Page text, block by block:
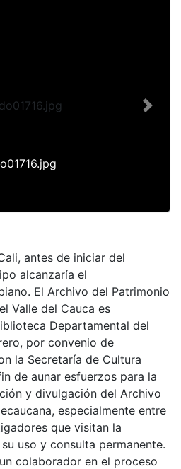
Next
antes de iniciar del
alcanzaría el
El Archivo del Patrimonio
Valle del Cauca es
Departamental del
por convenio de
la Secretaría de Cultura
de aunar esfuerzos para la
y divulgación del Archivo
especialmente entre
que visitan la
uso y consulta permanente.
colaborador en el proceso